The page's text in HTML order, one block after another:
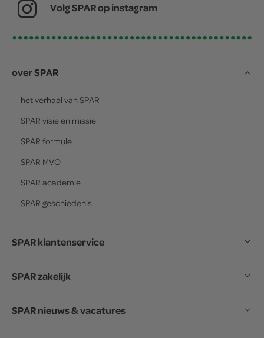
Volg SPAR op instagram
over SPAR
het verhaal van SPAR
SPAR visie en missie
SPAR formule
SPAR MVO
SPAR academie
SPAR geschiedenis
SPAR klantenservice
SPAR zakelijk
SPAR nieuws & vacatures